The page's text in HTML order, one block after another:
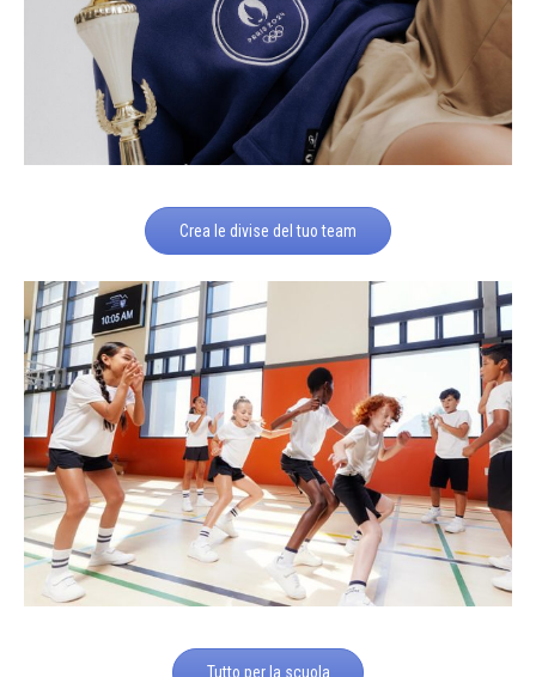
Crea le divise del tuo team
Tutto per la scuola